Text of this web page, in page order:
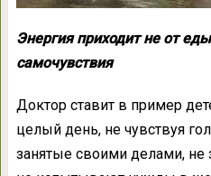
Энергия приходит не от
самочувствия
Доктор ставит в пример
целый день, не чувствуя
занятые своими делами,